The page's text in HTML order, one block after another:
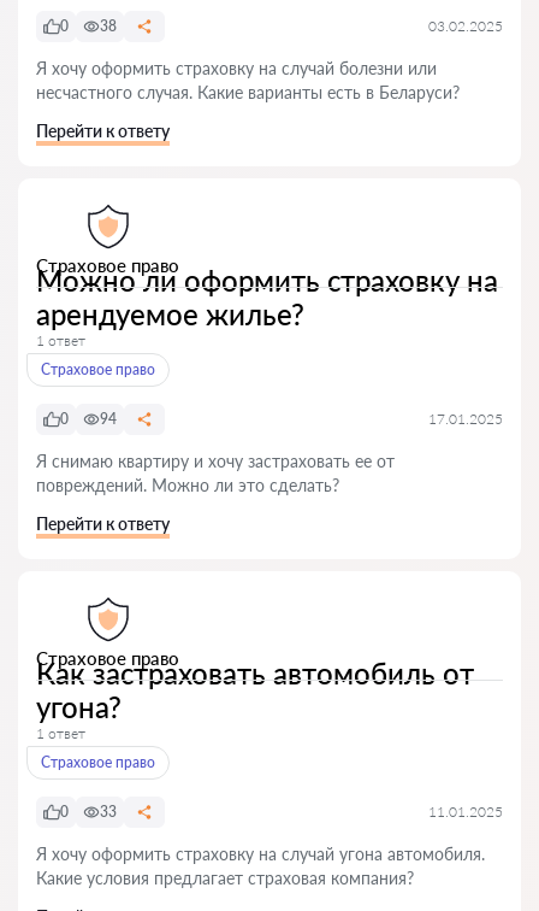
0 38 03.02.2025
Я хочу оформить страховку на случай болезни или
несчастного случая. Какие варианты есть в Беларуси?
Перейти к ответу
Страховое право
Можно ли оформить страховку на
арендуемое жилье?
1 ответ
Страховое право
0 94 17.01.2025
Я снимаю квартиру и хочу застраховать ее от
повреждений. Можно ли это сделать?
Перейти к ответу
Страховое право
Как застраховать автомобиль от
угона?
1 ответ
Страховое право
0 33 11.01.2025
Я хочу оформить страховку на случай угона автомобиля.
Какие условия предлагает страховая компания?